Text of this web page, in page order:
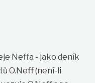
Neffa - jako deník
O.Neff (není-li